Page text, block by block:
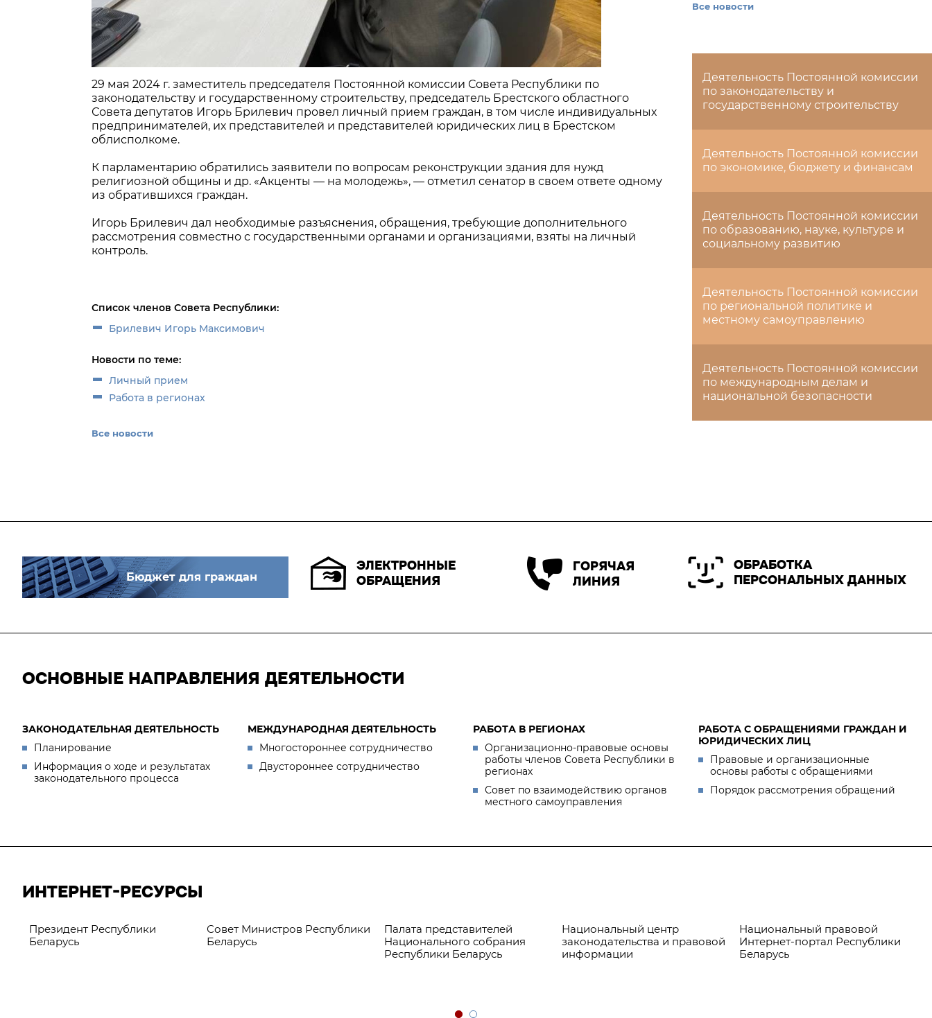
29 мая 2024 г. заместитель председателя Постоянной комиссии Совета Республики по
законодательству и государственному строительству, председатель Брестского областного
Совета депутатов Игорь Брилевич провел личный прием граждан, в том числе индивидуальных
предпринимателей, их представителей и представителей юридических лиц в Брестском
облисполкоме.
К парламентарию обратились заявители по вопросам реконструкции здания для нужд
религиозной общины и др. «Акценты — на молодежь», — отметил сенатор в своем ответе одному
из обратившихся граждан.
Игорь Брилевич дал необходимые разъяснения, обращения, требующие дополнительного
рассмотрения совместно с государственными органами и организациями, взяты на личный
контроль.
Список членов Совета Республики:
Брилевич Игорь Максимович
Новости по теме:
Личный прием
Работа в регионах
Все новости
Все новости
Деятельность Постоянной комиссии
по законодательству и
государственному строительству
Деятельность Постоянной комиссии
по экономике, бюджету и финансам
Деятельность Постоянной комиссии
по образованию, науке, культуре и
социальному развитию
Деятельность Постоянной комиссии
по региональной политике и
местному самоуправлению
Деятельность Постоянной комиссии
по международным делам и
национальной безопасности
Бюджет для граждан
ЭЛЕКТРОННЫЕ
ОБРАЩЕНИЯ
ГОРЯЧАЯ
ЛИНИЯ
ОБРАБОТКА
ПЕРСОНАЛЬНЫХ ДАННЫХ
ОСНОВНЫЕ НАПРАВЛЕНИЯ ДЕЯТЕЛЬНОСТИ
ЗАКОНОДАТЕЛЬНАЯ ДЕЯТЕЛЬНОСТЬ
Планирование
Информация о ходе и результатах
законодательного процесса
МЕЖДУНАРОДНАЯ ДЕЯТЕЛЬНОСТЬ
Многостороннее сотрудничество
Двустороннее сотрудничество
РАБОТА В РЕГИОНАХ
Организационно-правовые основы
работы членов Совета Республики в
регионах
Совет по взаимодействию органов
местного самоуправления
РАБОТА С ОБРАЩЕНИЯМИ ГРАЖДАН И
ЮРИДИЧЕСКИХ ЛИЦ
Правовые и организационные
основы работы с обращениями
Порядок рассмотрения обращений
ИНТЕРНЕТ-РЕСУРСЫ
Президент Республики
Беларусь
Совет Министров Республики
Беларусь
Палата представителей
Национального собрания
Республики Беларусь
Национальный центр
законодательства и правовой
информации
Национальный правовой
Интернет-портал Республики
Беларусь